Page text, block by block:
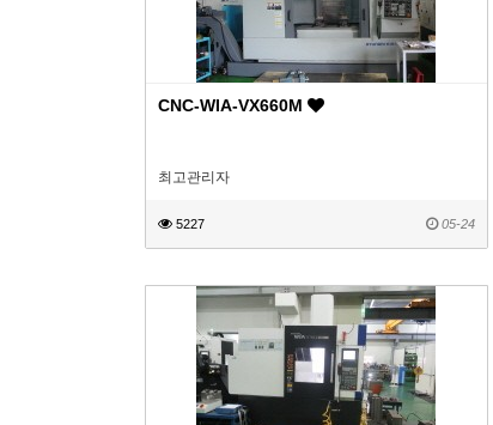
CNC-WIA-VX660M
최고관리자
5227 05-24